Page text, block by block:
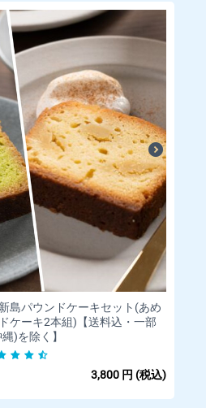
曜日・木曜日（9:00～17:00）のみ
ド（Visa/MasterCard/JCB/Disco
）
た平日10：00～17：00
が北海道・九州・沖縄は別途500円
...
島パウンドケーキセット(あめ
ケーキ2本組)【送料込・一部
)を除く】
3,800 円 (税込)